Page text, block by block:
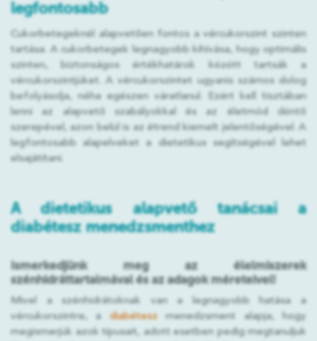
legfontosabb
Cukorbetegeknél alapvetően fontos a vércukorszint szinten
tartása. A cukorbetegek legnagyobb kihívása, hogy optimális
szinten, biztonságos értékhatárok között tartsák a
vércukorszintjüket. A vércukorszintet ugyanis számos dolog
befolyásolja, néha egészen váratlanul. Ezért kell tisztában
lenni az alapvető szabályokkal és az életmód döntő
szerepével, azon belül is az étrend kiemelt jelentőségével. A
legfontosabb alapelveket a dietetikus segítségével lehet
elsajátítani.
A dietetikus alapvető tanácsai a
diabétesz menedzsmenthez
Ismerkedjünk meg az élelmiszerek
szénhidráttartalmával és az adagok méreteivel!
Mivel a szénhidrátoknak van a legnagyobb hatása a
vércukorszintre, adiabéteszmenedzsment alapja, hogy
megismerjük azok típusait, adott esetben pedig megtanuljuk